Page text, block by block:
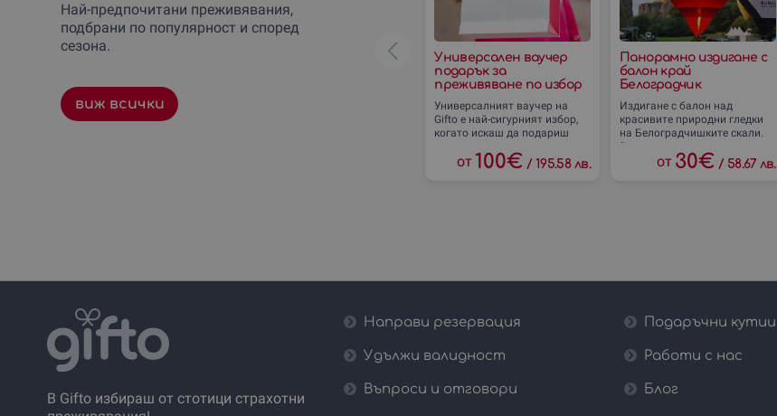
Най-предпочитани преживявания,
подбрани по популярност и според
сезона.
виж всички
Универсален ваучер
подарък за
преживяване по избор
Универсалният ваучер на
Gifto е най-сигурният избор,
когато искаш да подариш
сигурен кое преживяване ще
от 100€ / 195.58 лв.
Панорамно издигане с
балон край
Белоградчик
Издигане с балон над
красивите природни гледки
на Белоградчишките скали.
Впусни се в панорамно
приключение с поглед
от 30€ / 58.67 лв.
В Gifto избираш от стотици страхотни
Направи резервация
Удължи валидност
Въпроси и отговори
Подаръчни кутии
Работи с нас
Блог